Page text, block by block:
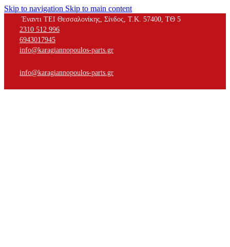
Skip to navigation Skip to main content
Έναντι ΤΕΙ Θεσσαλονίκης, Σίνδος, Τ.Κ. 57400, ΤΘ 5
2310 512 996
6943017945
info@karagiannopoulos-parts.gr
info@karagiannopoulos-parts.gr